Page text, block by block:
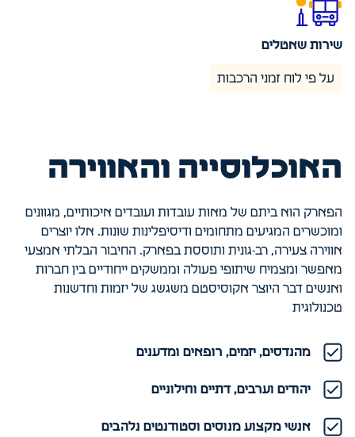
שירות שאטלים
על פי לוח זמני הרכבות
האוכלוסייה והאווירה
הפארק הוא ביתם של מאות עובדות ועובדים איכותיים, מגוונים
ומוכשרים המגיעים מתחומים ודיסיפלינות שונות. אלו יוצרים
אווירה צעירה, רב-גונית ותוססת בפארק. החיבור הבלתי אמצעי
מאפשר ומצמיח שיתופי פעולה וממשקים ייחודיים בין חברות
ואנשים דבר היוצר אקוסיסטם משגשג של יזמות וחדשנות
טכנולוגית
מהנדסים, יזמים, רופאים ומדענים
יהודים וערבים, דתיים וחילוניים
אנשי מקצוע מנוסים וסטודנטים נלהבים